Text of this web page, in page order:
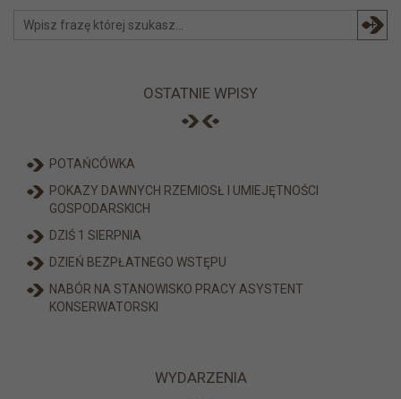
+
OSTATNIE WPISY
POTAŃCÓWKA
POKAZY DAWNYCH RZEMIOSŁ I UMIEJĘTNOŚCI
GOSPODARSKICH
DZIŚ 1 SIERPNIA
DZIEŃ BEZPŁATNEGO WSTĘPU
NABÓR NA STANOWISKO PRACY ASYSTENT
KONSERWATORSKI
WYDARZENIA